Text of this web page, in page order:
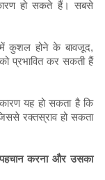
हो सकते हैं। सबसे
में कुशल होने के बावजूद,
प्रभावित कर सकती हैं
कारण यह हो सकता है कि
रक्तस्राव हो सकता
पहचान करना और उसका